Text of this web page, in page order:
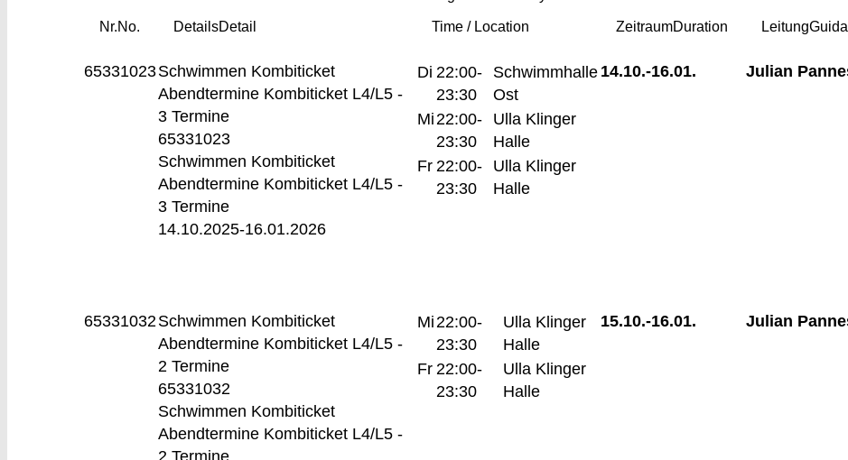
Nr.No. DetailsDetail Time / Location ZeitraumDuration Leitung
65331023Schwimmen Kombiticket
Abendtermine Kombiticket L4/L5 -
3 Termine
65331023
Schwimmen Kombiticket
Abendtermine Kombiticket L4/L5 -
3 Termine
14.10.2025-16.01.2026
Di 22:00-
23:30
Schwimmhalle
Ost
Mi22:00-
23:30
Ulla Klinger
Halle
Fr 22:00-
23:30
Ulla Klinger
Halle
14.10.-16.01. Julian
65331032Schwimmen Kombiticket
Abendtermine Kombiticket L4/L5 -
2 Termine
65331032
Schwimmen Kombiticket
Abendtermine Kombiticket L4/L5 -
2 Termine
Mi22:00-
23:30
Ulla Klinger
Halle
Fr 22:00-
23:30
Ulla Klinger
Halle
15.10.-16.01. Julian